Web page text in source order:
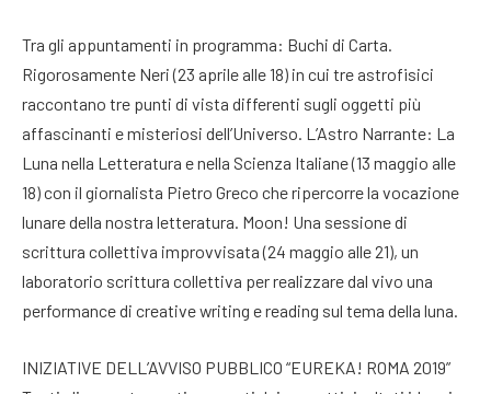
Tra gli appuntamenti in programma: Buchi di Carta.
Rigorosamente Neri (23 aprile alle 18) in cui tre astrofisici
raccontano tre punti di vista differenti sugli oggetti più
affascinanti e misteriosi dell’Universo. L’Astro Narrante: La
Luna nella Letteratura e nella Scienza Italiane (13 maggio alle
18) con il giornalista Pietro Greco che ripercorre la vocazione
lunare della nostra letteratura. Moon! Una sessione di
scrittura collettiva improvvisata (24 maggio alle 21), un
laboratorio scrittura collettiva per realizzare dal vivo una
performance di creative writing e reading sul tema della luna.
INIZIATIVE DELL’AVVISO PUBBLICO “EUREKA! ROMA 2019”